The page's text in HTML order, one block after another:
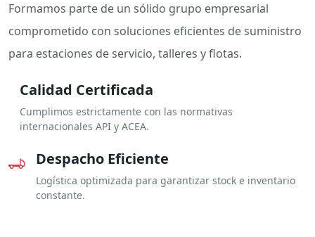
Formamos parte de un sólido grupo empresarial
comprometido con soluciones eficientes de suministro
para estaciones de servicio, talleres y flotas.
Calidad Certificada
Cumplimos estrictamente con las normativas
internacionales API y ACEA.
Despacho Eficiente
Logística optimizada para garantizar stock e inventario
constante.